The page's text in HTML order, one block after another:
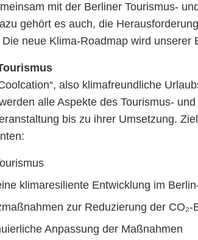
mit der Berliner Tourismus-
gehört es auch, die
neue Klima-Roadmap wird unserer
also klimafreundliche
alle Aspekte des Tourismus-
bis zu ihrer Umsetzung.
klimaresiliente Entwicklung im
zur Reduzierung der
Anpassung der Maßnahmen